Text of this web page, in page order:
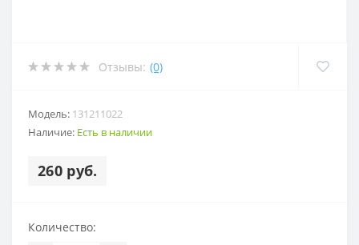
Отзывы: (0)
Модель: 131211022
Наличие: Есть в наличии
260 руб.
Количество: